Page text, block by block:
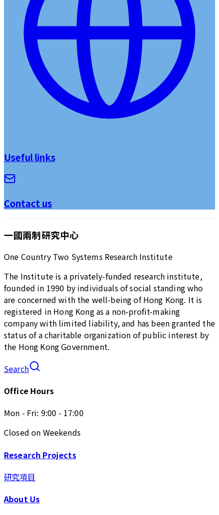
Useful links
Contact us
一國兩制研究中心
One Country Two Systems Research Institute
The Institute is a privately-funded research institute,
founded in 1990 by individuals of social standing who
are concerned with the well-being of Hong Kong. It is
registered in Hong Kong as a non-profit-making
company with limited liability, and has been granted the
status of a charitable organization of public interest by
the Hong Kong Government.
Search
Office Hours
Mon - Fri: 9:00 - 17:00
Closed on Weekends
Research Projects
研究項目
About Us